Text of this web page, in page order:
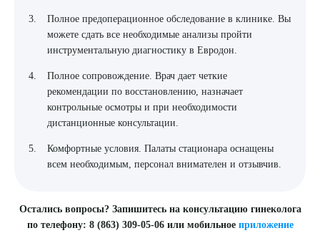
Полное предоперационное обследование в клинике. Вы
можете сдать все необходимые анализы пройти
инструментальную диагностику в Евродон.
Полное сопровождение. Врач дает четкие
рекомендации по восстановлению, назначает
контрольные осмотры и при необходимости
дистанционные консультации.
Комфортные условия. Палаты стационара оснащены
всем необходимым, персонал внимателен и отзывчив.
Остались вопросы? Запишитесь на консультацию гинеколога
по телефону: 8 (863) 309-05-06 или мобильное приложение